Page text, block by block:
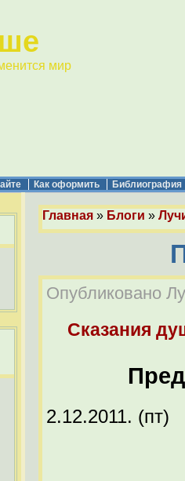
мир
Как оформить Библиография
Главная » Блоги »
Опубликовано
Сказания
2.12.2011. (пт)